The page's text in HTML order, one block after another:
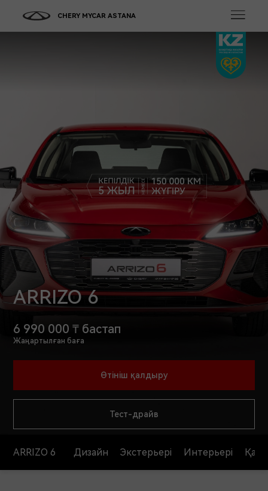
CHERY MYCAR ASTANA
ARRIZO 6
6 990 000 ₸ бастап
Жаңартылған баға
Өтініш қалдыру
Тест-драйв
ARRIZO 6 Дизайн Экстерьері Интерьері